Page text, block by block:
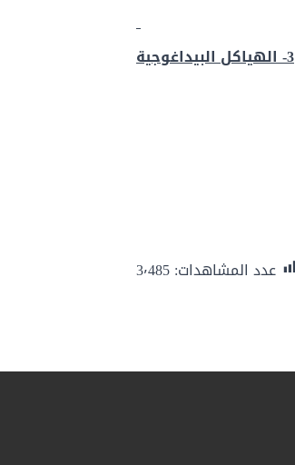
3- الهياكل البيداغوجية
عدد المشاهدات:3٬485